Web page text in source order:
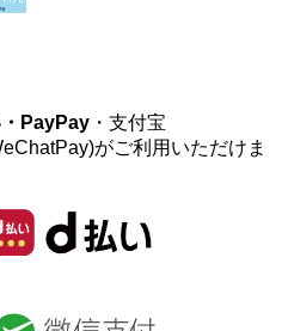
PayPay ・支付宝
がご利用いただけま